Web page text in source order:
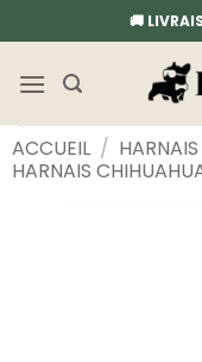
au
contenu
🚚
ACCUEIL /
HARNAIS